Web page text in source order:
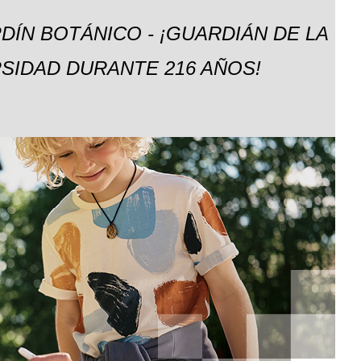
BOTÁNICO - ¡GUARDIÁN DE LA
DURANTE 216 AÑOS!